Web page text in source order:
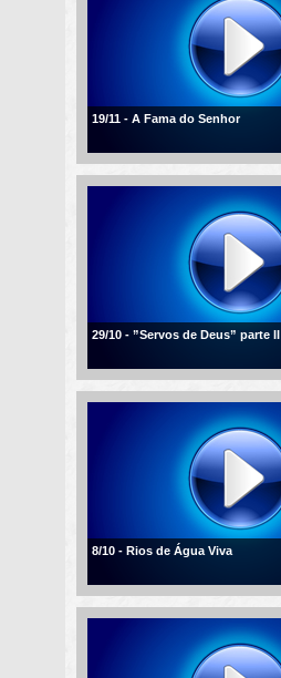
19/11 - A Fama do Senhor
29/10 - ”Servos de Deus” parte II
8/10 - Rios de Água Viva